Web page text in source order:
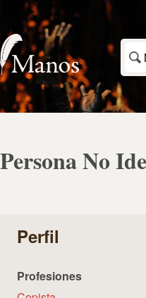
Persona No
Perfil
Profesiones